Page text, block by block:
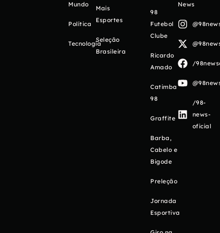
Mundo
Política
Tecnologia
Mais
Esportes
Seleção
Brasileira
98
Futebol
Clube
Ricardo
Amado
Catimba
98
Graffite
Barba,
Cabelo e
Bigode
Preleção
Jornada
Esportiva
News
/
/98-
news-
oficial